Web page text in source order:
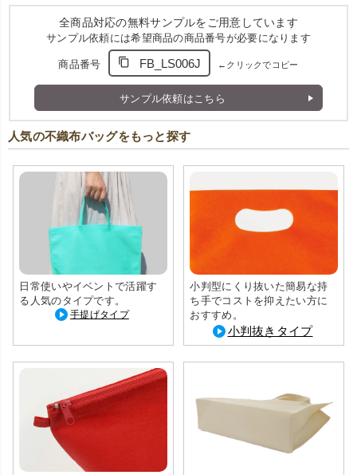
広くご活用いただけます。
全商品対応の無料サンプルをご用意しています
サンプル依頼には希望商品の商品番号が必要になります
商品番号 FB_LS006J ←クリックでコピー
サンプル依頼はこちら
人気の不織布バッグをもっと探す
日常使いやイベントで活躍す
る人気のタイプです。
手提げタイプ
小判型にくり抜いた簡易な持
ち手でコストを抑えたい方に
おすすめ。
小判抜きタイプ